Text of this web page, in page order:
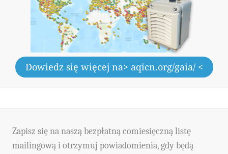
Dowiedz się więcej na> aqicn.org/gaia/ <
Zapisz się na naszą bezpłatną comiesięczną listę
mailingową i otrzymuj powiadomienia, gdy będą